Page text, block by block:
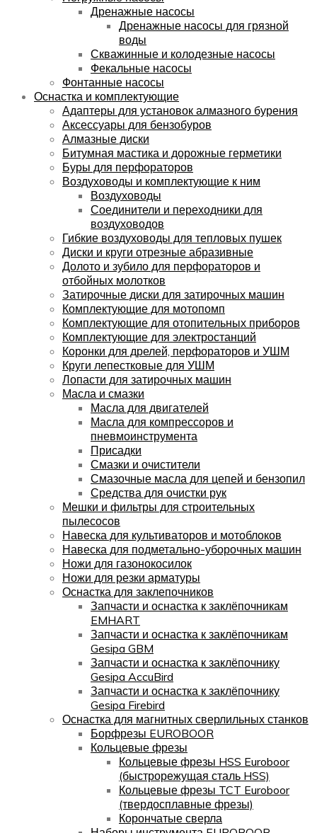
Дренажные насосы
Дренажные насосы для грязной
воды
Скважинные и колодезные насосы
Фекальные насосы
Фонтанные насосы
Оснастка и комплектующие
Адаптеры для установок алмазного бурения
Аксессуары для бензобуров
Алмазные диски
Битумная мастика и дорожные герметики
Буры для перфораторов
Воздуховоды и комплектующие к ним
Воздуховоды
Соединители и переходники для
воздуховодов
Гибкие воздуховоды для тепловых пушек
Диски и круги отрезные абразивные
Долото и зубило для перфораторов и
отбойных молотков
Затирочные диски для затирочных машин
Комплектующие для мотопомп
Комплектующие для отопительных приборов
Комплектующие для электростанций
Коронки для дрелей, перфораторов и УШМ
Круги лепестковые для УШМ
Лопасти для затирочных машин
Масла и смазки
Масла для двигателей
Масла для компрессоров и
пневмоинструмента
Присадки
Смазки и очистители
Смазочные масла для цепей и бензопил
Средства для очистки рук
Мешки и фильтры для строительных
пылесосов
Навеска для культиваторов и мотоблоков
Навеска для подметально-уборочных машин
Ножи для газонокосилок
Ножи для резки арматуры
Оснастка для заклепочников
Запчасти и оснастка к заклёпочникам
EMHART
Запчасти и оснастка к заклёпочникам
Gesipa GBM
Запчасти и оснастка к заклёпочнику
Gesipa AccuBird
Запчасти и оснастка к заклёпочнику
Gesipa Firebird
Оснастка для магнитных сверлильных станков
Борфрезы EUROBOOR
Кольцевые фрезы
Кольцевые фрезы HSS Euroboor
(быстрорежущая сталь HSS)
Кольцевые фрезы TCT Euroboor
(твердосплавные фрезы)
Корончатые сверла